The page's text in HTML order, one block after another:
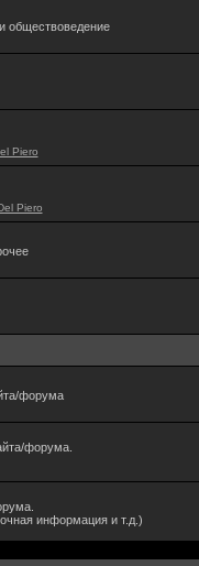
обществоведение
Piero
Piero
форума
форума.
информация и т.д.)